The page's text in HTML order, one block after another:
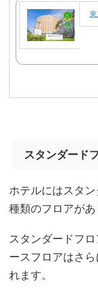
スタンダード
ホテルにはスタ
種類のフロアがあ
スタンダードフ
ースフロアはさ
れます。